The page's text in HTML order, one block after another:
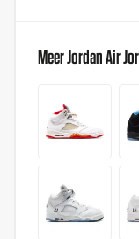
Meer Jordan Air